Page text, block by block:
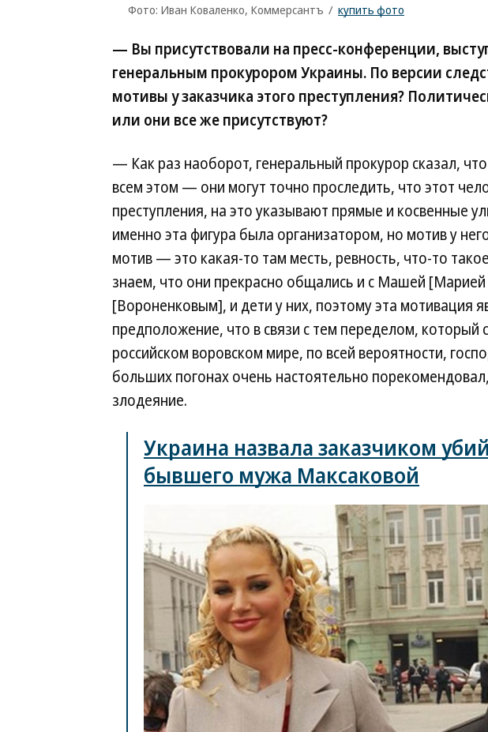
Фото: Иван Коваленко, Коммерсантъ / купить фото
— Вы присутствовали на пресс-конференции,
генеральным прокурором Украины. По версии
мотивы у заказчика этого преступления?
или они все же присутствуют?
— Как раз наоборот, генеральный прокурор сказал,
всем этом — они могут точно проследить, что этот
преступления, на это указывают прямые и косвенные
именно эта фигура была организатором, но мотив у
мотив — это какая-то там месть, ревность, что-то
знаем, что они прекрасно общались и с Машей
[Вороненковым], и дети у них, поэтому эта мотивация
предположение, что в связи с тем переделом, который
российском воровском мире, по всей вероятности,
больших погонах очень настоятельно
злодеяние.
Украина назвала заказчиком
бывшего мужа Максаковой